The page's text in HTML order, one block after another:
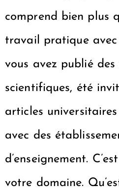
comprend bien plus
travail pratique avec
vous avez publié des
scientifiques, été
articles
avec des
d’enseignement.
votre domaine.